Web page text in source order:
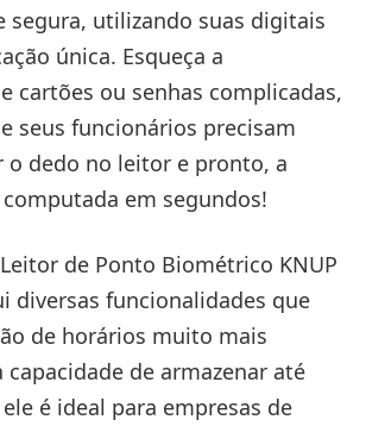
segura, utilizando suas digitais
única. Esqueça a
cartões ou senhas complicadas,
seus funcionários precisam
o dedo no leitor e pronto, a
em segundos!
de Ponto Biométrico KNUP
diversas funcionalidades que
de horários muito mais
capacidade de armazenar até
é ideal para empresas de